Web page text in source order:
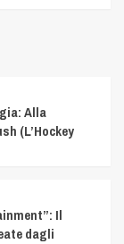
Alla
(L’Hockey
Il
dagli